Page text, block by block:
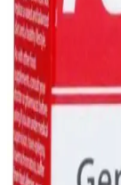
Pirzola, yüksek
sağlıklı pişirme
katarken, dengeli
Demir
Hakkında
Demir damlası,
kolay kullanımlı
sağlığınıza katkı